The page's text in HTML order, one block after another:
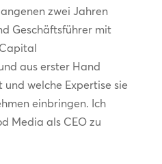
zwei Jahren
Geschäftsführer mit
aus erster Hand
welche Expertise sie
einbringen. Ich
Media als CEO zu